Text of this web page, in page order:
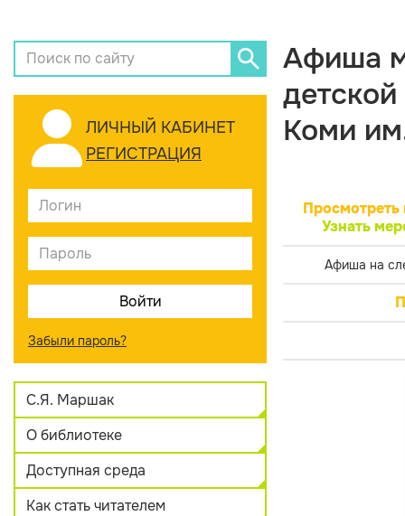
ЛИЧНЫЙ КАБИНЕТ
РЕГИСТРАЦИЯ
Забыли пароль?
С.Я. Маршак
О библиотеке
Доступная среда
Как стать читателем
Афиша
Коми
Просмотреть
Узнать
Афиша на